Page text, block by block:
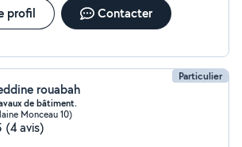
profil Contacter
Particulier
rouabah
de bâtiment.
Monceau 10)
(4 avis)